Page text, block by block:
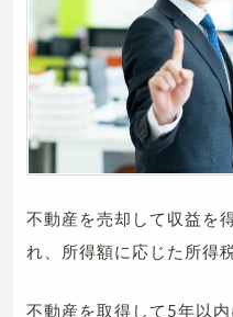
不動産を売却して収益を
れ、所得額に応じた所得
不動産を取得して5年以